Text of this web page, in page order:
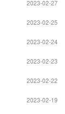
2023-02-27
2023-02-25
2023-02-24
2023-02-23
2023-02-22
2023-02-19